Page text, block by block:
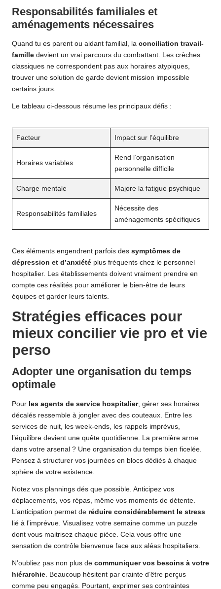
Responsabilités familiales et
aménagements nécessaires
Quand tu es parent ou aidant familial, la conciliation travail-
famille devient un vrai parcours du combattant. Les crèches
classiques ne correspondent pas aux horaires atypiques,
trouver une solution de garde devient mission impossible
certains jours.
Le tableau ci-dessous résume les principaux défis :
Facteur Impact sur l’équilibre
Horaires variables
Rend l’organisation
personnelle difficile
Charge mentale Majore la fatigue psychique
Responsabilités familiales
Nécessite des
aménagements spécifiques
Ces éléments engendrent parfois des symptômes de
dépression et d’anxiété plus fréquents chez le personnel
hospitalier. Les établissements doivent vraiment prendre en
compte ces réalités pour améliorer le bien-être de leurs
équipes et garder leurs talents.
Stratégies efficaces pour
mieux concilier vie pro et vie
perso
Adopter une organisation du temps
optimale
Pour les agents de service hospitalier, gérer ses horaires
décalés ressemble à jongler avec des couteaux. Entre les
services de nuit, les week-ends, les rappels imprévus,
l’équilibre devient une quête quotidienne. La première arme
dans votre arsenal ? Une organisation du temps bien ficelée.
Pensez à structurer vos journées en blocs dédiés à chaque
sphère de votre existence.
Notez vos plannings dés que possible. Anticipez vos
déplacements, vos répas, même vos moments de détente.
L’anticipation permet de réduire considérablement le stress
lié à l’imprévue. Visualisez votre semaine comme un puzzle
dont vous maitrisez chaque pièce. Cela vous offre une
sensation de contrôle bienvenue face aux aléas hospitaliers.
N’oubliez pas non plus de communiquer vos besoins à votre
hiérarchie . Beaucoup hésitent par crainte d’être perçus
comme peu engagés. Pourtant, exprimer ses contraintes